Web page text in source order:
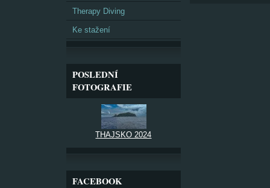
Therapy Diving
Ke stažení
POSLEDNÍ
FOTOGRAFIE
THAJSKO 2024
FACEBOOK